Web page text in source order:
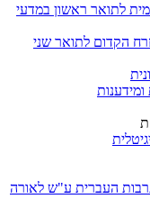
לתואר ראשון במדעי
הקדום לתואר שני
העברית ע"ש לאורה